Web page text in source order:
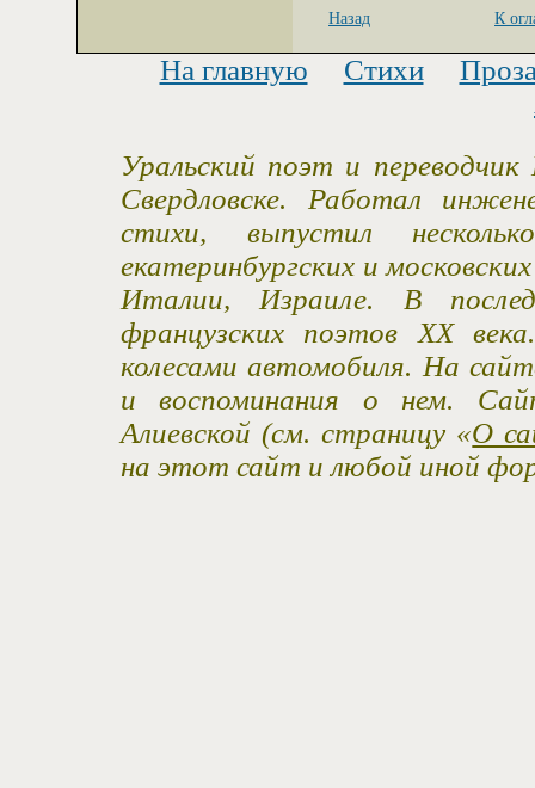
Назад К
На главную Стихи
Уральский поэт и
Свердловске. Работал
стихи, выпустил
екатеринбургских и
Италии, Израиле. В
французских поэтов XX
колесами автомобиля. На
и воспоминания о нем.
Алиевской (см. страницу «О
на этот сайт и любой иной